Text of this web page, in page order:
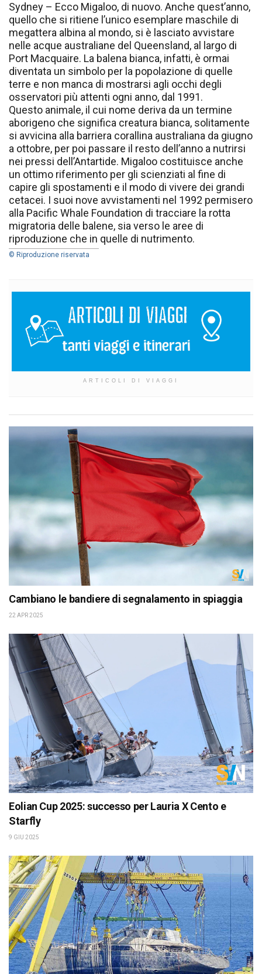
Sydney – Ecco Migaloo, di nuovo. Anche quest’anno,
quello che si ritiene l’unico esemplare maschile di
megattera albina al mondo, si è lasciato avvistare
nelle acque australiane del Queensland, al largo di
Port Macquaire. La balena bianca, infatti, è ormai
diventata un simbolo per la popolazione di quelle
terre e non manca di mostrarsi agli occhi degli
osservatori più attenti ogni anno, dal 1991.
Questo animale, il cui nome deriva da un termine
aborigeno che significa creatura bianca, solitamente
si avvicina alla barriera corallina australiana da giugno
a ottobre, per poi passare il resto dell’anno a nutrirsi
nei pressi dell’Antartide. Migaloo costituisce anche
un ottimo riferimento per gli scienziati al fine di
capire gli spostamenti e il modo di vivere dei grandi
cetacei. I suoi nove avvistamenti nel 1992 permisero
alla Pacific Whale Foundation di tracciare la rotta
migratoria delle balene, sia verso le aree di
riproduzione che in quelle di nutrimento.
© Riproduzione riservata
ARTICOLI DI VIAGGI
Cambiano le bandiere di segnalamento in spiaggia
22 APR 2025
Eolian Cup 2025: successo per Lauria X Cento e
Starfly
9 GIU 2025